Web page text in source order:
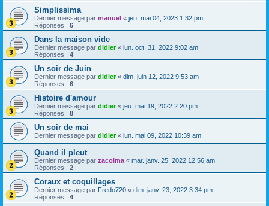
Simplissima
Dernier message par manuel « jeu. mai 04, 2023 1:32 pm
Réponses : 6
Dans la maison vide
Dernier message par didier« lun. oct. 31, 2022 9:02 am
Réponses : 4
Un soir de Juin
Dernier message par didier« dim. juin 12, 2022 9:53 am
Réponses : 6
Histoire d'amour
Dernier message par didier« jeu. mai 19, 2022 2:20 pm
Réponses : 8
Un soir de mai
Dernier message par didier« lun. mai 09, 2022 10:39 am
Quand il pleut
Dernier message par zacolma « mar. janv. 25, 2022 12:56 am
Réponses : 2
Coraux et coquillages
Dernier message par Fredo720 « dim. janv. 23, 2022 3:34 pm
Réponses : 4